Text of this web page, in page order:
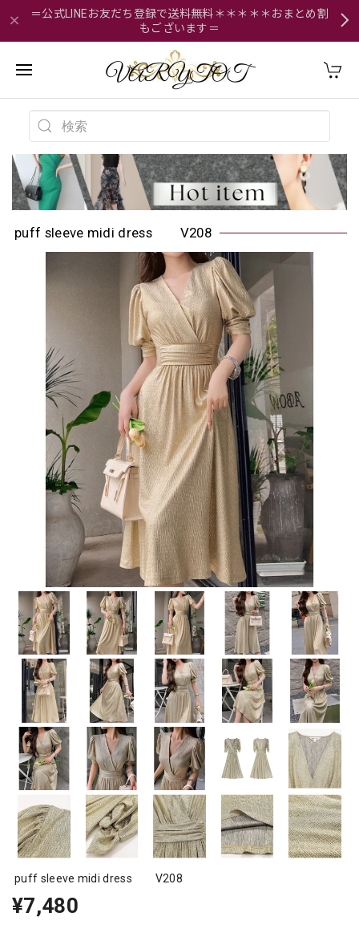
＝公式LINEお友だち登録で送料無料＊＊＊＊＊おまとめ割
もございます＝
puff sleeve midi dress V208
puff sleeve midi dress V208
¥7,480